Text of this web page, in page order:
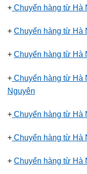
+ Chuyển hàng từ Hà
+ Chuyển hàng từ Hà
+ Chuyển hàng từ Hà
+ Chuyển hàng từ Hà
Nguyên
+ Chuyển hàng từ Hà
+ Chuyển hàng từ Hà
+ Chuyển hàng từ Hà